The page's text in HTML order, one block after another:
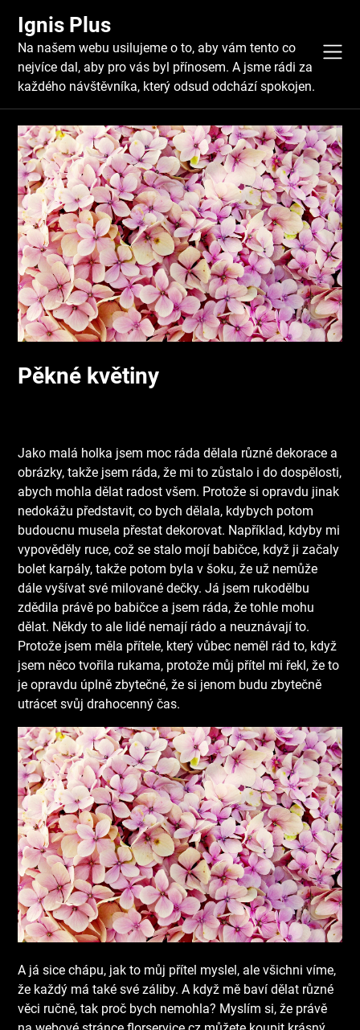
content
Ignis Plus
Na našem webu usilujeme o to, aby vám tento co
nejvíce dal, aby pro vás byl přínosem. A jsme rádi za
každého návštěvníka, který odsud odchází spokojen.
Pěkné květiny
Jako malá holka jsem moc ráda dělala různé dekorace a
obrázky, takže jsem ráda, že mi to zůstalo i do dospělosti,
abych mohla dělat radost všem. Protože si opravdu jinak
nedokážu představit, co bych dělala, kdybych potom
budoucnu musela přestat dekorovat. Například, kdyby mi
vypověděly ruce, což se stalo mojí babičce, když ji začaly
bolet karpály, takže potom byla v šoku, že už nemůže
dále vyšívat své milované dečky. Já jsem rukodělbu
zdědila právě po babičce a jsem ráda, že tohle mohu
dělat. Někdy to ale lidé nemají rádo a neuznávají to.
Protože jsem měla přítele, který vůbec neměl rád to, když
jsem něco tvořila rukama, protože můj přítel mi řekl, že to
je opravdu úplně zbytečné, že si jenom budu zbytečně
utrácet svůj drahocenný čas.
A já sice chápu, jak to můj přítel myslel, ale všichni víme,
že každý má také své záliby. A když mě baví dělat různé
věci ručně, tak proč bych nemohla? Myslím si, že právě